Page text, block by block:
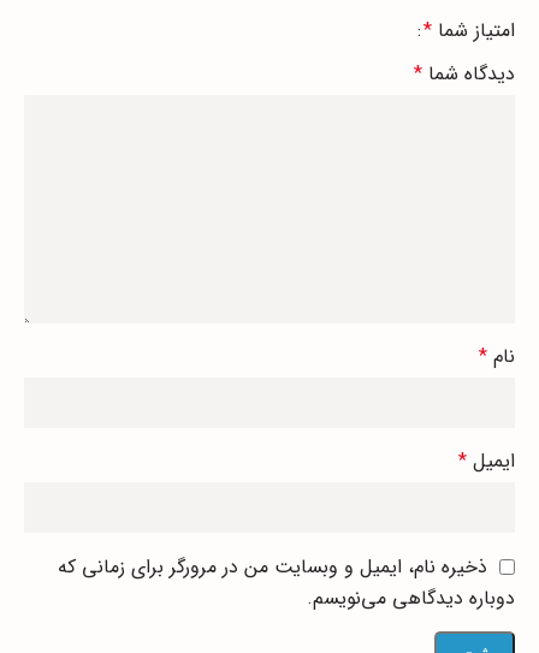
امتیاز شما *
دیدگاه شما *
نام *
ایمیل *
ذخیره نام، ایمیل و وبسایت من در مرورگر برای زمانی که
دوباره دیدگاهی می‌نویسم.